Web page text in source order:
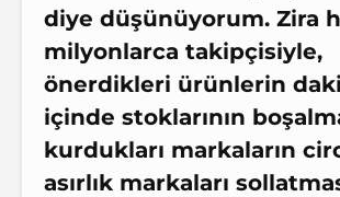
diye düşünüyorum. Zira
milyonlarca takipçisiyle,
önerdikleri ürünlerin
içinde stoklarının
kurdukları markaların
asırlık markaları